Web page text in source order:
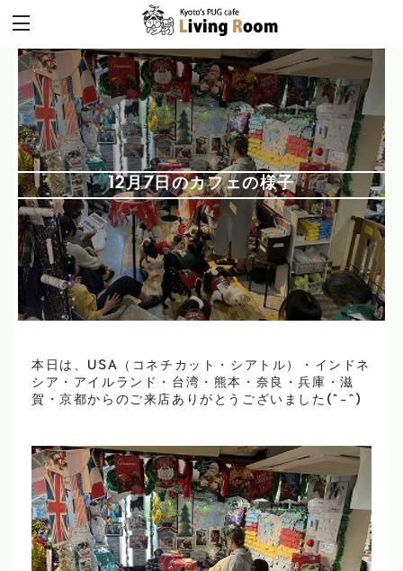
12月7日のカフェの様子
本日は、USA（コネチカット・シアトル）・インドネ
シア・アイルランド・台湾・熊本・奈良・兵庫・滋
賀・京都からのご来店ありがとうございました(^-^)